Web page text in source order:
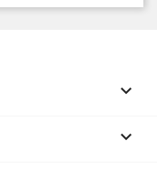

